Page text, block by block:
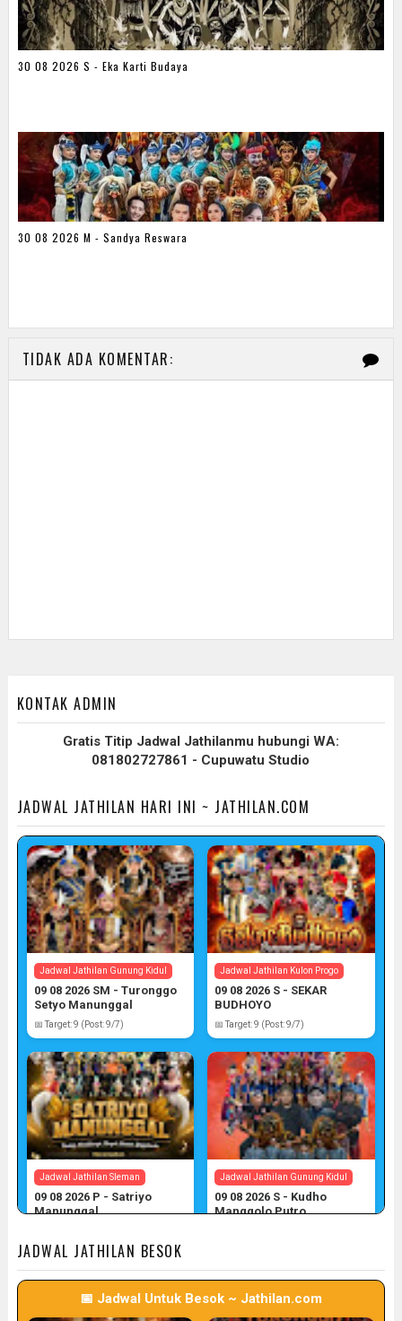
30 08 2026 S - Eka Karti Budaya
30 08 2026 M - Sandya Reswara
TIDAK ADA KOMENTAR:
KONTAK ADMIN
Gratis Titip Jadwal Jathilanmu hubungi WA:
081802727861 - Cupuwatu Studio
JADWAL JATHILAN HARI INI ~ JATHILAN.COM
Jadwal Jathilan Gunung Kidul
09 08 2026 SM - Turonggo
Setyo Manunggal
📅 Target: 9 (Post: 9/7)
Jadwal Jathilan Kulon Progo
09 08 2026 S - SEKAR
BUDHOYO
📅 Target: 9 (Post: 9/7)
Jadwal Jathilan Sleman
09 08 2026 P - Satriyo
Manunggal
Jadwal Jathilan Gunung Kidul
09 08 2026 S - Kudho
Manggolo Putro
JADWAL JATHILAN BESOK
📅 Jadwal Untuk Besok ~ Jathilan.com